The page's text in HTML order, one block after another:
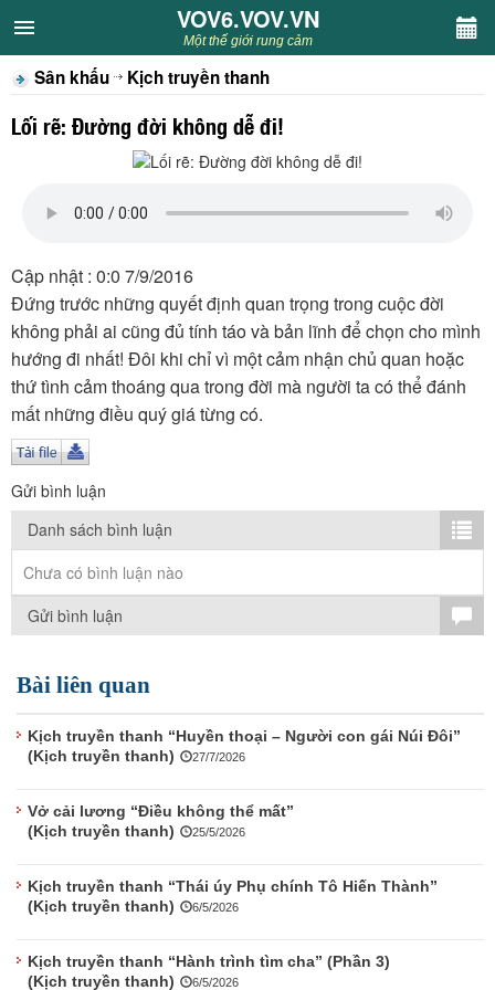
VOV6.VOV.VN
CHUYÊN MỤC
Khách VOV6
Sân khấu
Thiếu nhi
Kết nối VOV6
TÌM KIẾM
Vận hành bởi QI Corp
VOV6.VOV.VN
Một thế giới rung cảm
Sân khấu Kịch truyền thanh
Lối rẽ: Đường đời không dễ đi!
Cập nhật : 0:0 7/9/2016
Đứng trước những quyết định quan trọng trong cuộc đời
không phải ai cũng đủ tính táo và bản lĩnh để chọn cho mình
hướng đi nhất! Đôi khi chỉ vì một cảm nhận chủ quan hoặc
thứ tình cảm thoáng qua trong đời mà người ta có thể đánh
mất những điều quý giá từng có.
Gửi bình luận
Danh sách bình luận
Chưa có bình luận nào
Gửi bình luận
Bài liên quan
Kịch truyền thanh “Huyền thoại – Người con gái Núi Đôi”
(Kịch truyền thanh)
27/7/2026
Vở cải lương “Điều không thể mất”
(Kịch truyền thanh)
25/5/2026
Kịch truyền thanh “Thái úy Phụ chính Tô Hiến Thành”
(Kịch truyền thanh)
6/5/2026
Kịch truyền thanh “Hành trình tìm cha” (Phần 3)
(Kịch truyền thanh)
6/5/2026